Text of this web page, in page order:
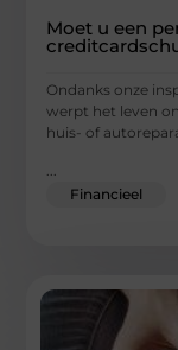
Moet u een
Ondanks onze
werpt het leven
huis- of
...
Financieel